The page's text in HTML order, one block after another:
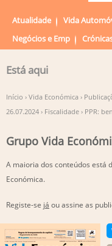
Atualidade Vida
Negócios e Emp
Está aqui
Início › Vida Económica ›
26.07.2024 › Fiscalidade › PPR:
Grupo Vida
A maioria dos conteúdos está
Económica.
Registe-se já ou assine as